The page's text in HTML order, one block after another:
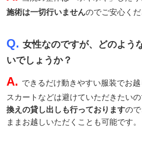
施術は一切行いませんのでご安心くだ
Q.女性なのですが、どのよう
いでしょうか？
A. できるだけ動きやすい服装でお越
スカートなどは避けていただきたいの
換えの貸し出しも行っておりますの
ままお越しいただくことも可能です。